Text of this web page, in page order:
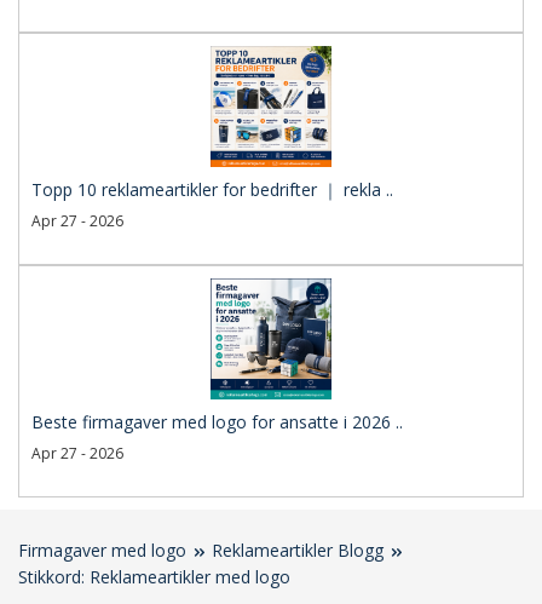
Topp 10 reklameartikler for bedrifter ｜ rekla ..
Apr 27 - 2026
Beste firmagaver med logo for ansatte i 2026 ..
Apr 27 - 2026
Firmagaver med logo
Reklameartikler Blogg
Stikkord: Reklameartikler med logo